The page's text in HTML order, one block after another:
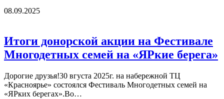
08.09.2025
Итоги донорской акции на Фестивале
Многодетных семей на «ЯРкие берега»
Дорогие друзья!30 вгуста 2025г. на набережной ТЦ
«Красноярье» состоялся Фестиваль Многодетных семей на
«ЯРких берегах».Во…